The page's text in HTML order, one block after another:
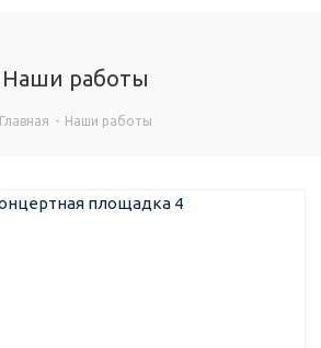
Наши работы
Главная - Наши работы